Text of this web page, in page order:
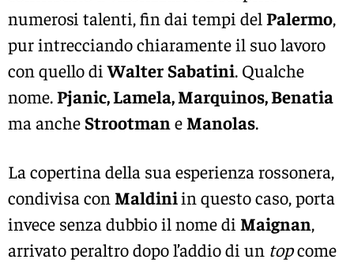
numerosi talenti, fin dai tempi del Palermo,
pur intrecciando chiaramente il suo lavoro
con quello diWalter Sabatini. Qualche
nome.Pjanic, Lamela, Marquinos, Benatia
ma anche Strootmane Manolas.
La copertina della sua esperienza rossonera,
condivisa con Maldiniin questo caso, porta
invece senza dubbio il nome di Maignan,
arrivato peraltro dopo l’addio di un topcome